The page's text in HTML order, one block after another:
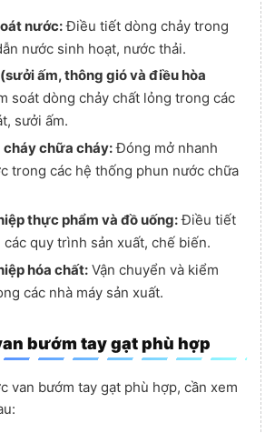
nước:Điều tiết dòng chảy trong
nước sinh hoạt, nước thải.
ấm, thông gió và điều hòa
soát dòng chảy chất lỏng trong các
sưởi ấm.
cháy chữa cháy:Đóng mở nhanh
trong các hệ thống phun nước chữa
thực phẩm và đồ uống:Điều tiết
quy trình sản xuất, chế biến.
hóa chất: Vận chuyển và kiểm
các nhà máy sản xuất.
bướm tay gạt phù hợp
van bướm tay gạt phù hợp, cần xem